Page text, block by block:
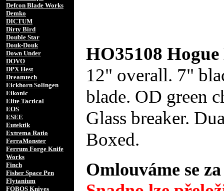
Defcon Blade Works
Demko
DICTUM
Dirty Bird
Double Star
Douk-Douk
Down Under
DOVO
DPX Hest
Dreamtech
Eickhorn Solingen
Eikonic
Elite Tactical
EOS
ESEE
Eutektik
Extrema Ratio
FerraMonster
Ferrum Forge Knife
Works
Finch
Fisher Space Pen
Flytanium
FOBOS Knives
HO35108
12" overall. 7"
blade. OD green
Glass breaker.
Boxed.
Omlouváme se